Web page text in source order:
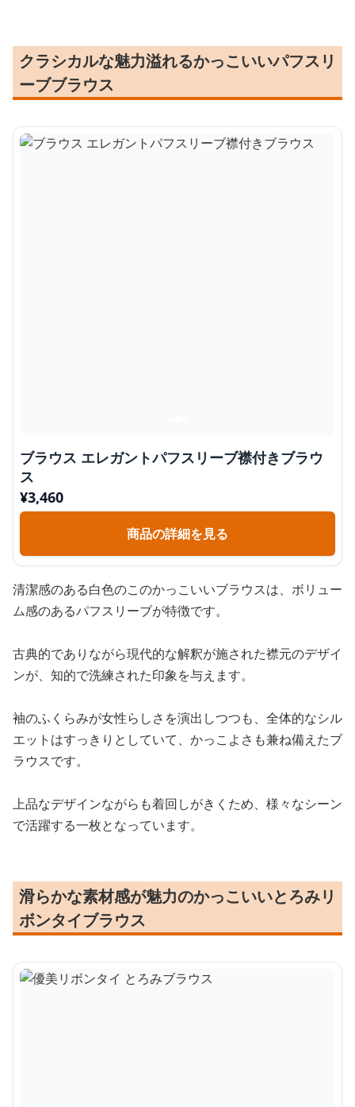
クラシカルな魅力溢れるかっこいいパフスリ
ーブブラウス
ブラウス エレガントパフスリーブ襟付きブラウ
ス
¥3,460
商品の詳細を見る
清潔感のある白色のこのかっこいいブラウスは、ボリュー
ム感のあるパフスリーブが特徴です。
古典的でありながら現代的な解釈が施された襟元のデザイ
ンが、知的で洗練された印象を与えます。
袖のふくらみが女性らしさを演出しつつも、全体的なシル
エットはすっきりとしていて、かっこよさも兼ね備えたブ
ラウスです。
上品なデザインながらも着回しがきくため、様々なシーン
で活躍する一枚となっています。
滑らかな素材感が魅力のかっこいいとろみリ
ボンタイブラウス